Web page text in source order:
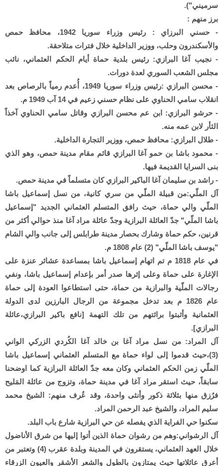
سرميني").
برز منهم :
- حسني البرزاي : رئيس وزراء سوريا 1942، محافظ حمص
والأسكندرون وحلب، ووزير الداخلية خلال فترات متلاحقة.
- نجيب آغا البرازي: رئيس بلدية حماة أيام الحكم العثماني، نائب
مجلس الشعب السوري لعدة دورات.
- محسن البرازي :رئيس وزراء سوريا 1949، أُعدم رمياً بالرصاص بعد
انقلاب سامي الحناوي على نظام حسني زعيم في 14 آب 1949 م.
- حرشو البرازي: ابن عم محسن البرازي وقاتل سامي الحناوي آخذاً
الثأر لابن عمه منه.
- طلال البرازي: محافظ حمص، ووزير التجارة الداخلية.
- محمود باشا بن حمو آغا البرازي قائم مقام مدينة حمص، وهو الذي
بنى السرايا القديمة فيها.
- راشد بن سليمان آغا الباكير البرازي كان متسلماً في مدينة حمص.
آل الملّي:من قبيلة الملّي من سري كانية، من نسل إسماعيل باشا
الملّي والي حماة، حيث رافق المتسلم العثماني الجديد "إسماعيل
باشا الملّي" جدّ العائلة البرازية وجدّ عائلة مراد آغا منذ حوالي أكثر من
قرنين، حكم حماة وشارك بحصار مدينة طرابلس إلى جانب والي الشام
"يوسف باشا الملّي" (2) عام 1808 م.
في عام 1818 م تم اتهام إسماعيل باشا بمساعدة عشائر عنزة على
الإغارة على حماة وعلى إثرها صدر أمر بإعدام إسماعيل باشا، ونفي
رجالات الملّية والبرازية من حماة، حتى استطاعوا العودة إلى حماة
عام 1826 م بعد تدخل مجموعة من الرجال البارزين لدى الدولة
العثمانية وأثبتوا برائتهم من تلك التهمة [نافع باكير البرازي،عائلة
البرازي].
آل المراد: من نسل مراد آغا بن خالد آغا الكُردي الزركي الواني
(3)،حيث قدموا إلى لواء حماة مع المتسلم العثماني إسماعيل باشا
الملّي زمن الحكم العثماني وكان معه جدّ العائلة البرازية كما اوضحنا
سابقاً، حيث استقر مراد آغا في مدينة حماة، وتزوج من عائلة المَليح
فرُزق منها بثلاثة ذكور وأنثى واحدة، وقد عُرف منهم: الشيخ محمد
سليم المراد، والشيخ عبد الرحمن المراد.
سكنوا حي الفراية الذي يفصله عن حي البرازية شارع باب البلد.
آل الرشواني:وهم من رشوان حماة الذين أتوا إليها من شرق الأناضول
خلال العهد العثماني، يستقرون في المدينة وبلدة عقرب (4) وتعتبر من
أعرق عائلاتها حيث يمتازون بالطول والشعر الأشقر والعيون الزرقاء